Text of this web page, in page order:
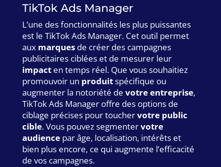
TikTok Ads Manager
L’une des fonctionnalités les plus puissantes
est le TikTok Ads Manager. Cet outil permet
aux marquesde créer des campagnes
publicitaires ciblées et de mesurer leur
impacten temps réel. Que vous souhaitiez
promouvoir un produitspécifique ou
augmenter la notoriété de votre entreprise,
TikTok Ads Manager offre des options de
ciblage précises pour touchervotre public
cible. Vous pouvez segmentervotre
audiencepar âge, localisation, intérêts et
bien plus encore, ce qui augmente l’efficacité
de vos campagnes.